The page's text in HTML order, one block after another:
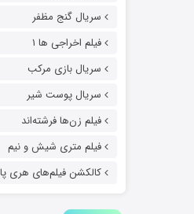
سریال گنج مظفر
فیلم اخراجی ها ۱
سریال بازی مرکب
سریال پوست شیر
فیلم زن‌ها فرشته‌اند
فیلم متری شیش و نیم
کالکشن فیلم‌های هری